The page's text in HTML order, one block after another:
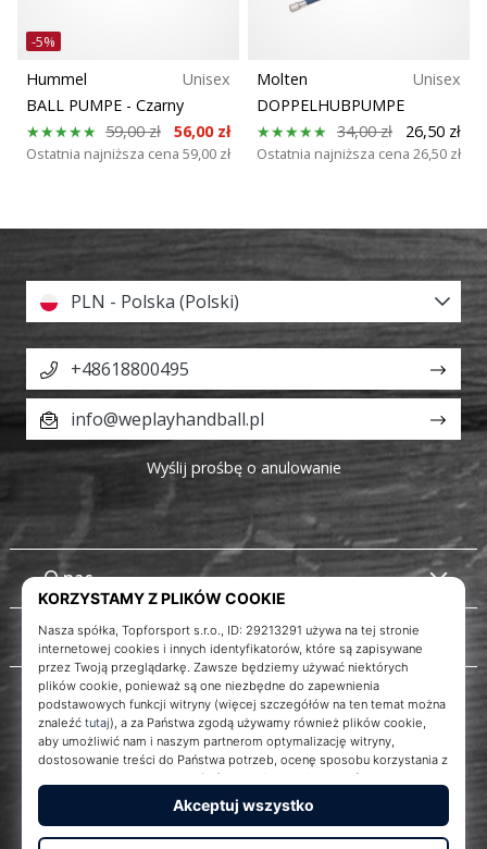
-5%
Hummel
Unisex
BALL PUMPE - Czarny
59,00 zł
56,00 zł
Ostatnia najniższa cena 59,00 zł
Molten
Unisex
DOPPELHUBPUMPE
34,00 zł
26,50 zł
Ostatnia najniższa cena 26,50 zł
WePlayHandball.pl
Instagram
O nas
Obsługa klienta
PLN - Polska (Polski)
+48618800495
info@weplayhandball.pl
Wyślij prośbę o anulowanie